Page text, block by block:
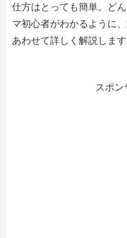
仕方はとっても簡単。ど
マ初心者がわかるように
あわせて詳しく解説します
スポン